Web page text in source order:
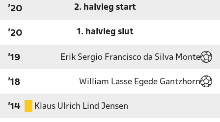
'20 2. halvleg start
'20 1. halvleg slut
'19 Erik Sergio Francisco da Silva Monte
'18 William Lasse Egede Gantzhorn
'14 Klaus Ulrich Lind Jensen